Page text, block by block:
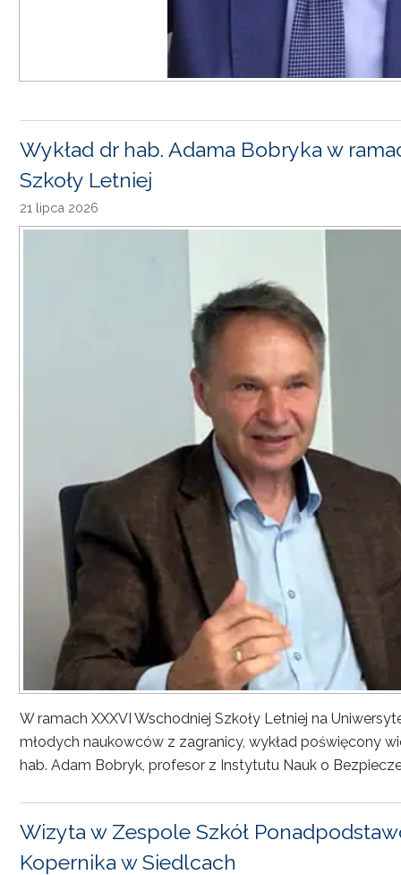
Wykład dr hab. Adama Bobryka w
Szkoły Letniej
21 lipca 2026
W ramach XXXVI Wschodniej Szkoły Letniej na
młodych naukowców z zagranicy, wykład poświęcony
hab. Adam Bobryk, profesor z Instytutu Nauk o
Wizyta w Zespole Szkół
Kopernika w Siedlcach